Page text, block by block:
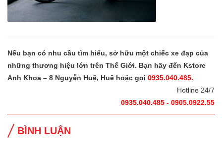
Nếu bạn có nhu cầu tìm hiểu, sở hữu một chiếc xe đạp của
những thương hiệu lớn trên Thế Giới. Bạn hãy đến Kstore
Anh Khoa – 8 Nguyễn Huệ, Huế hoặc gọi 0935.040.485.
Hotline 24/7
0935.040.485 - 0905.0922.55
BÌNH LUẬN